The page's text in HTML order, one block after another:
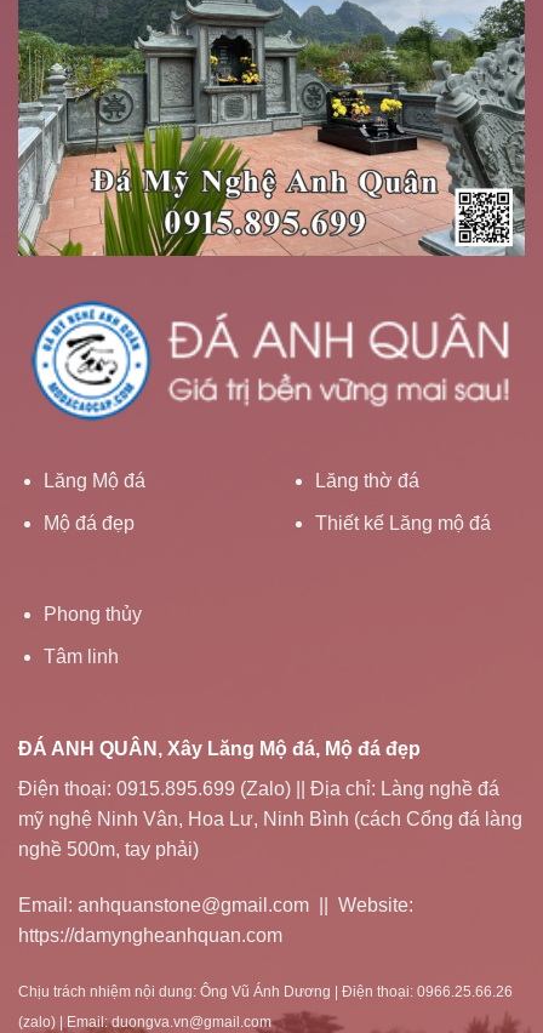
Lăng Mộ đá
Mộ đá đẹp
Lăng thờ đá
Thiết kế Lăng mộ đá
Phong thủy
Tâm linh
ĐÁ ANH QUÂN, Xây Lăng Mộ đá, Mộ đá đẹp
Điện thoại: 0915.895.699 (Zalo) || Địa chỉ: Làng nghề đá
mỹ nghệ Ninh Vân, Hoa Lư, Ninh Bình (cách Cổng đá làng
nghề 500m, tay phải)
Email: anhquanstone@gmail.com || Website:
https://damyngheanhquan.com
Chịu trách nhiệm nội dung: Ông Vũ Ánh Dương | Điện thoại: 0966.25.66.26
(zalo) | Email: duongva.vn@gmail.com